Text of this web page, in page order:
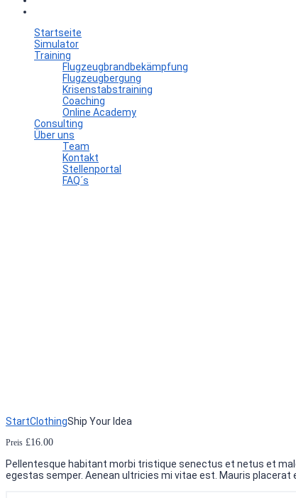
Startseite
Simulator
Training
Flugzeugbrandbekämpfung
Flugzeugbergung
Krisenstabstraining
Coaching
Online Academy
Consulting
Über uns
Team
Kontakt
Stellenportal
FAQ´s
StartClothingShip Your Idea
Preis £16.00
Pellentesque habitant morbi tristique senectus et netus et
egestas semper. Aenean ultricies mi vitae est. Mauris placerat